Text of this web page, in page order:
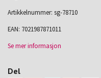
Artikkelnummer: sg-78710
EAN: 7021987871011
Se mer informasjon
Del